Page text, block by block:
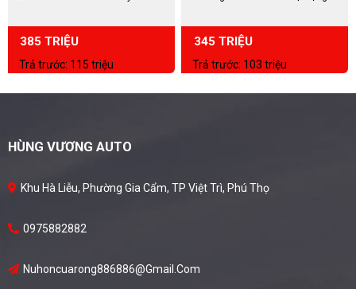
385 TRIỆU
Trả trước: 115 triệu
345 TRIỆU
Trả trước: 103 triệu
HÙNG VƯƠNG AUTO
Khu Hà Liễu, Phường Gia Cẩm, TP Việt Trì, Phú Thọ
0975882882
Nuhoncuarong886886@gmail.com